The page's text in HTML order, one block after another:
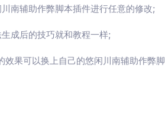
南辅助作弊脚本插件进行任意的修改;
成后的技巧就和教程一样;
效果可以换上自己的悠闲川南辅助作弊脚